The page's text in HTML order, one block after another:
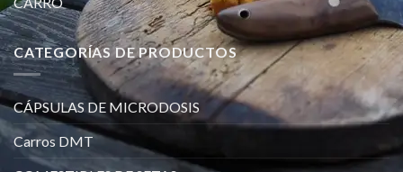
CATEGORÍAS DE PRODUCTOS
CÁPSULAS DE MICRODOSIS
Carros DMT